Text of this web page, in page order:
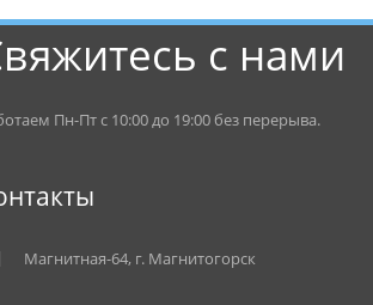
с нами
Пн-Пт с 10:00 до 19:00 без перерыва.
Магнитная-64, г. Магнитогорск